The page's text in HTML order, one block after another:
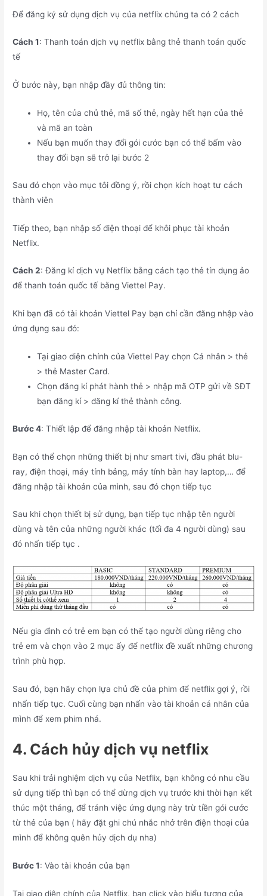
Để đăng ký sử dụng dịch vụ của netflix chúng ta có 2 cách
Cách 1: Thanh toán dịch vụ netflix bằng thẻ thanh toán quốc
tế
Ở bước này, bạn nhập đầy đủ thông tin:
Họ, tên của chủ thẻ, mã số thẻ, ngày hết hạn của thẻ
và mã an toàn
Nếu bạn muốn thay đổi gói cước bạn có thể bấm vào
thay đổi bạn sẽ trở lại bước 2
Sau đó chọn vào mục tôi đồng ý, rồi chọn kích hoạt tư cách
thành viên
Tiếp theo, bạn nhập số điện thoại để khôi phục tài khoản
Netflix.
Cách 2: Đăng kí dịch vụ Netflix bằng cách tạo thẻ tín dụng ảo
để thanh toán quốc tế bằng Viettel Pay.
Khi bạn đã có tài khoản Viettel Pay bạn chỉ cần đăng nhập vào
ứng dụng sau đó:
Tại giao diện chính của Viettel Pay chọn Cá nhân > thẻ
> thẻ Master Card.
Chọn đăng kí phát hành thẻ > nhập mã OTP gửi về SĐT
bạn đăng kí > đăng kí thẻ thành công.
Bước 4: Thiết lập để đăng nhập tài khoản Netflix.
Bạn có thể chọn những thiết bị như smart tivi, đầu phát blu-
ray, điện thoại, máy tính bảng, máy tính bàn hay laptop,… để
đăng nhập tài khoản của mình, sau đó chọn tiếp tục
Sau khi chọn thiết bị sử dụng, bạn tiếp tục nhập tên người
dùng và tên của những người khác (tối đa 4 người dùng) sau
đó nhấn tiếp tục .
Nếu gia đình có trẻ em bạn có thể tạo người dùng riêng cho
trẻ em và chọn vào 2 mục ấy để netflix đề xuất những chương
trình phù hợp.
Sau đó, bạn hãy chọn lựa chủ đề của phim để netflix gợi ý, rồi
nhấn tiếp tục. Cuối cùng bạn nhấn vào tài khoản cá nhân của
mình để xem phim nhá.
4. Cách hủy dịch vụ netflix
Sau khi trải nghiệm dịch vụ của Netflix, bạn không có nhu cầu
sử dụng tiếp thì bạn có thể dừng dịch vụ trước khi thời hạn kết
thúc một tháng, để tránh việc ứng dụng này trừ tiền gói cước
từ thẻ của bạn ( hãy đặt ghi chú nhắc nhở trên điện thoại của
mình để không quên hủy dịch dụ nha)
Bước 1: Vào tài khoản của bạn
Tại giao diện chính của Netflix, bạn click vào biểu tượng của